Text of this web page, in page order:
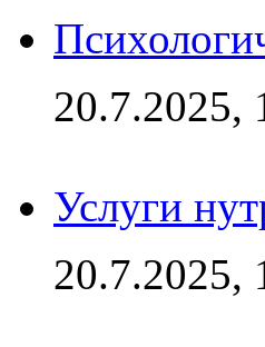
20.7.2025,
Услуги
20.7.2025,